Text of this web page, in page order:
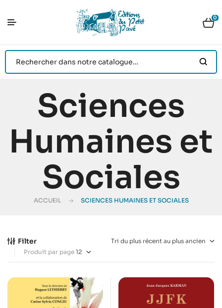
0
Sciences
Humaines et
Sociales
ACCUEIL SCIENCES HUMAINES ET SOCIALES
Filter
Produit par page